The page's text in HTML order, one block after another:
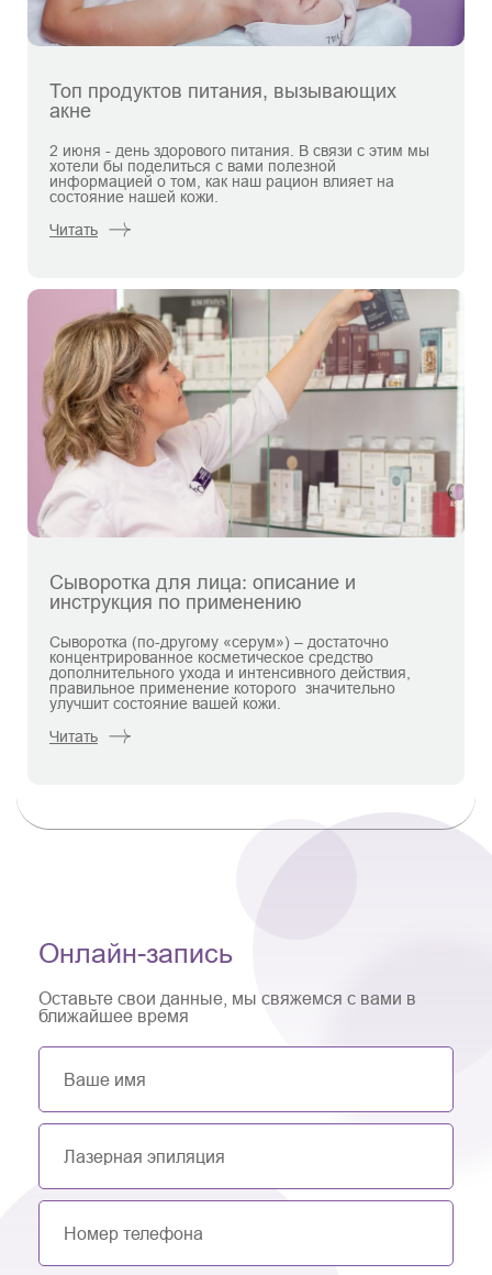
Топ продуктов питания, вызывающих
акне
2 июня - день здорового питания. В связи с этим мы
хотели бы поделиться с вами полезной
информацией о том, как наш рацион влияет на
состояние нашей кожи.
Читать
Сыворотка для лица: описание и
инструкция по применению
Сыворотка (по-другому «серум») – достаточно
концентрированное косметическое средство
дополнительного ухода и интенсивного действия,
правильное применение которого значительно
улучшит состояние вашей кожи.
Читать
Онлайн-запись
Оставьте свои данные, мы свяжемся с вами в
ближайшее время